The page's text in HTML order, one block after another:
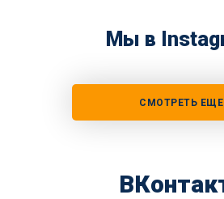
Мы в
СМОТРЕТЬ ЕЩЕ